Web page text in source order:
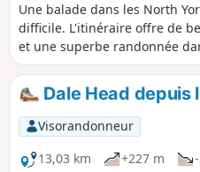
Une balade dans les North
difficile. L'itinéraire offre de
et une superbe randonnée
est mauvaise, il est important
l'orientation et de savoir bien
Dale Head depuis
Visorandonneur
13,03 km
+227 m